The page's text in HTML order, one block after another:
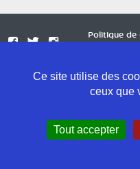
Politique de
Ce site utilise des
ceux que
Tout accepter